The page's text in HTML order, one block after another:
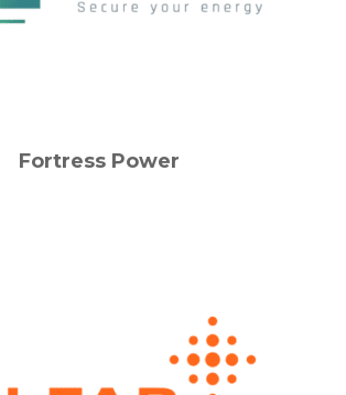
Fortress Power